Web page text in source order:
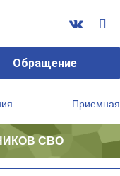
Обращение
Приемная
СВО